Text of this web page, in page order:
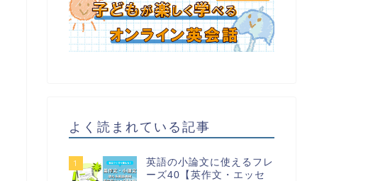
よく読まれている記事
1
英語の小論文に使えるフレ
ーズ40【英作文・エッセ